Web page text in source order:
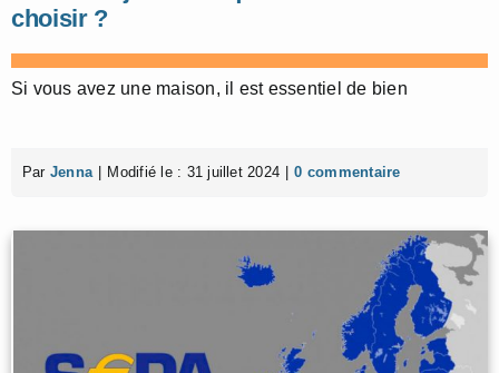
choisir ?
Si vous avez une maison, il est essentiel de bien
Par Jenna Modifié le : 31 juillet 2024 0 commentaire